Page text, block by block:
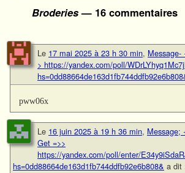
Broderies— 16 commentaires
Le 17 mai 2025 à 23 h 30 min,
> https://yandex.com/poll/
pww06x
Le 16 juin 2025 à 19 h 36 min, Message;
Get =>>
https://yandex.com/poll/enter/
hs=0dd88664de163d1fb744ddfb92e6b808& a dit